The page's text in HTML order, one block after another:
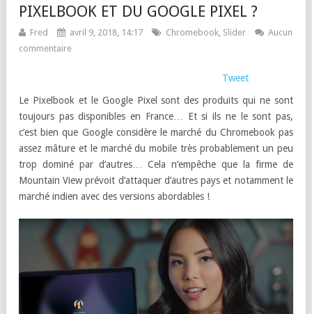
PIXELBOOK ET DU GOOGLE PIXEL ?
Fred avril 9, 2018, 14:17 Chromebook, Slider
Aucun
commentaire
Tweet
Le Pixelbook et le Google Pixel sont des produits qui ne sont
toujours pas disponibles en France… Et si ils ne le sont pas,
c’est bien que Google considère le marché du Chromebook pas
assez mâture et le marché du mobile très probablement un peu
trop dominé par d’autres… Cela n’empêche que la firme de
Mountain View prévoit d’attaquer d’autres pays et notamment le
marché indien avec des versions abordables !